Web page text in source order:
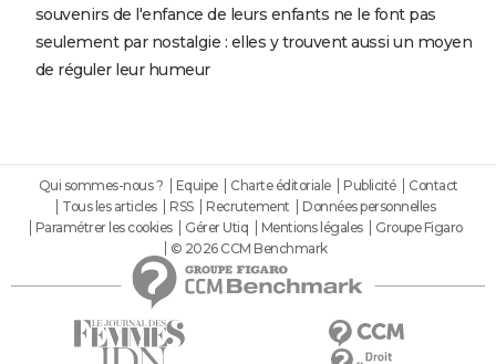
souvenirs de l'enfance de leurs enfants ne le font pas
seulement par nostalgie : elles y trouvent aussi un moyen
de réguler leur humeur
Qui sommes-nous ? Equipe Charte éditoriale Publicité
Contact
Tous les articles
RSS Recrutement
Données personnelles
Paramétrer les cookies
Gérer Utiq Mentions légales
Groupe Figaro
© 2026 CCM Benchmark